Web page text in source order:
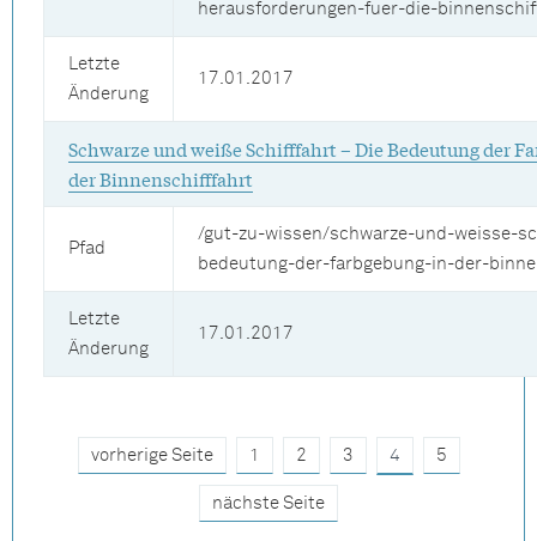
herausforderungen-fuer-die-
Letzte
Änderung
17.01.2017
Schwarze und weiße Schifffahrt – Die Bedeutung der
der Binnenschifffahrt
Pfad
/gut-zu-wissen/schwarze-und-weisse-
bedeutung-der-farbgebung-in-der-
Letzte
Änderung
17.01.2017
vorherige Seite 1 2 3 4 5
nächste Seite